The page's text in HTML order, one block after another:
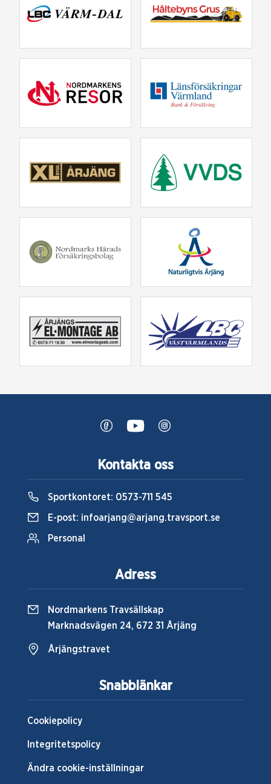
Snabblänkar
Cookiepolicy
Integritetspolicy
Ändra cookie-inställningar
Kontakta oss
Sportkontoret: 0573-711 545
E-post: infoarjang@arjang.travsport.se
Personal
Adress
Nordmarkens Travsällskap
Marknadsvägen 24, 672 31 Årjäng
Årjängstravet